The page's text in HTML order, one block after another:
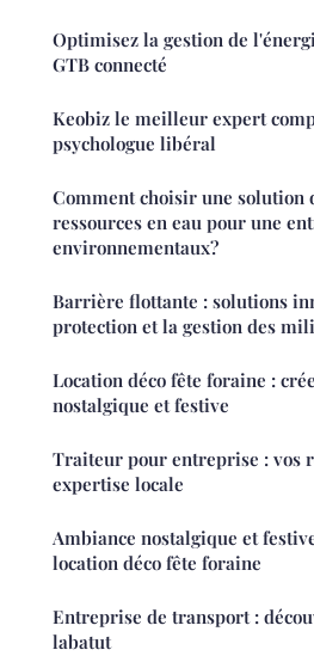
Optimisez la gestion de
GTB connecté
Keobiz le meilleur expert
psychologue libéral
Comment choisir une solution
ressources en eau pour une
environnementaux?
Barrière flottante : solutions
protection et la gestion des
Location déco fête foraine :
nostalgique et festive
Traiteur pour entreprise : vos
expertise locale
Ambiance nostalgique et
location déco fête foraine
Entreprise de transport :
labatut